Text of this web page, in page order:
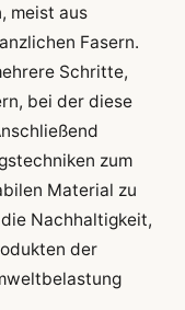
meist aus
Fasern.
Schritte,
bei der diese
zum
Material zu
Nachhaltigkeit,
der